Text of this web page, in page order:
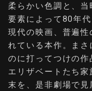
柔らかい色調と、
要素によって80年
現代の映画、普遍
れている本作。ま
のに打ってつけの作
エリザベートたち家
末を、是非劇場で見